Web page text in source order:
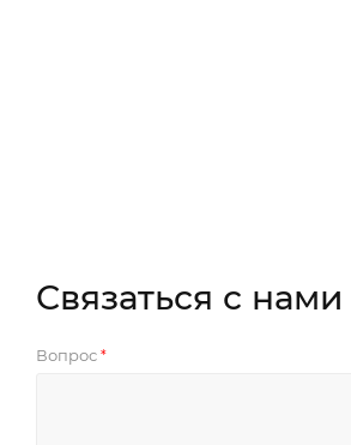
Связаться с нами
Вопрос *